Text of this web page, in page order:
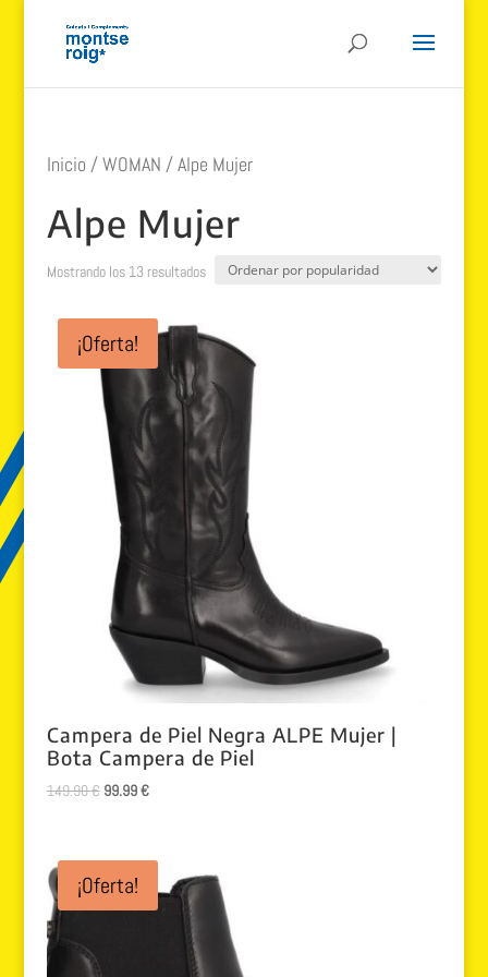
Inicio /WOMAN / Alpe Mujer
Alpe Mujer
Mostrando los 13 resultadosOrdenado
popularidad
¡Oferta!
Campera de Piel Negra ALPE Mujer |
Bota Campera de Piel
149.90€ El
era:
149.90 €.
99.99€El
es:
99.99 €.
¡Oferta!